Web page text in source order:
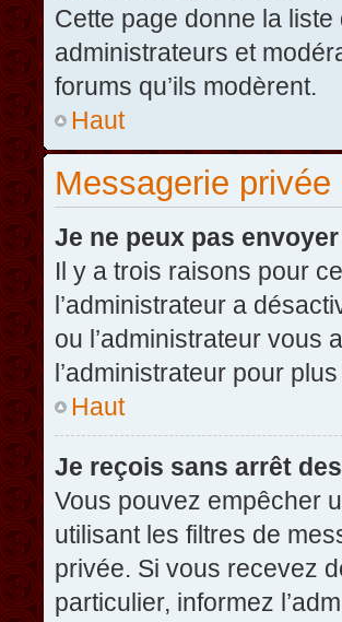
Cette page donne la
administrateurs et
forums qu’ils modèrent.
Haut
Messagerie privée
Je ne peux pas
Il y a trois raisons pour
l’administrateur a
ou l’administrateur vous
l’administrateur pour
Haut
Je reçois sans arrêt
Vous pouvez empêcher
utilisant les filtres de
privée. Si vous recevez
particulier, informez